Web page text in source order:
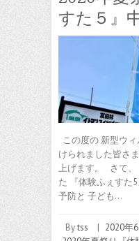
すた５』
この度の 新型ウ
けられました皆さ
上げます。 さて、
た 『体験ふぇすた
予防と 子ども…
Bytss | 2020年